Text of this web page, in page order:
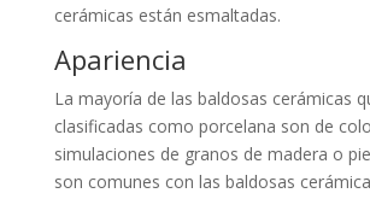
cerámicas están esmaltadas.
Apariencia
La mayoría de las baldosas cerámicas
clasificadas como porcelana son de
simulaciones de granos de madera o
son comunes con las baldosas